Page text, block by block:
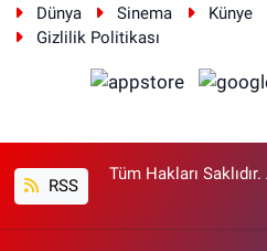
Dünya
Sinema Künye
Gizlilik Politikası
RSS
Tüm Hakları